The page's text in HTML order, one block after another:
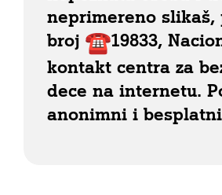
neprimereno slikaš,
broj
19833,
kontakt centra za
dece na internetu.
anonimni i